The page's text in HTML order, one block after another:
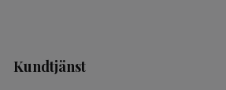
Kundtjänst